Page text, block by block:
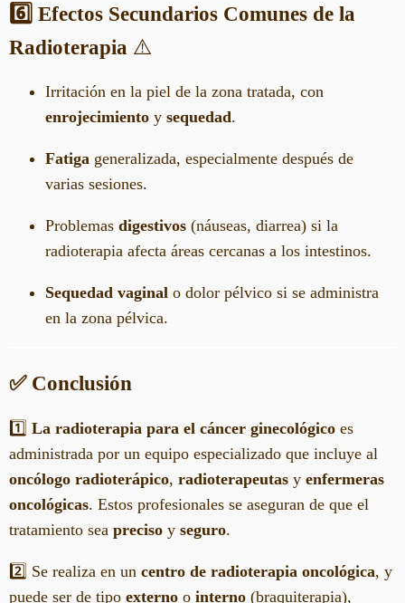
6️⃣ Efectos Secundarios Comunes de la
Radioterapia ⚠️
Irritación en la piel de la zona tratada, con
enrojecimiento y sequedad.
Fatiga generalizada, especialmente después de
varias sesiones.
Problemas digestivos (náuseas, diarrea) si la
radioterapia afecta áreas cercanas a los intestinos.
Sequedad vaginal o dolor pélvico si se administra
en la zona pélvica.
✅ Conclusión
1️⃣ La radioterapia para el cáncer ginecológico es
administrada por un equipo especializado que incluye al
oncólogo radioterápico, radioterapeutas y enfermeras
oncológicas. Estos profesionales se aseguran de que el
tratamiento sea preciso y seguro.
2️⃣ Se realiza en un centro de radioterapia oncológica, y
puede ser de tipo externo o interno (braquiterapia),